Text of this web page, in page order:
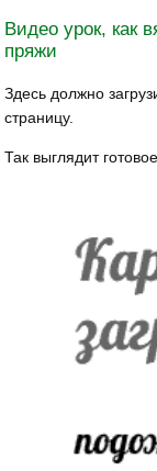
Видео урок, как
пряжи
Здесь должно
страницу.
Так выглядит